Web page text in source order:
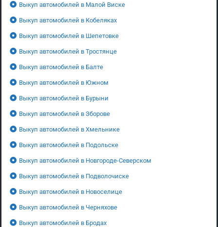
Выкуп автомобилей в Малой Виске
Выкуп автомобилей в Кобеляках
Выкуп автомобилей в Шепетовке
Выкуп автомобилей в Тростянце
Выкуп автомобилей в Балте
Выкуп автомобилей в Южном
Выкуп автомобилей в Бурыни
Выкуп автомобилей в Зборове
Выкуп автомобилей в Хмельнике
Выкуп автомобилей в Подольске
Выкуп автомобилей в Новгороде-Северском
Выкуп автомобилей в Подволочиске
Выкуп автомобилей в Новоселице
Выкуп автомобилей в Черняхове
Выкуп автомобилей в Бродах